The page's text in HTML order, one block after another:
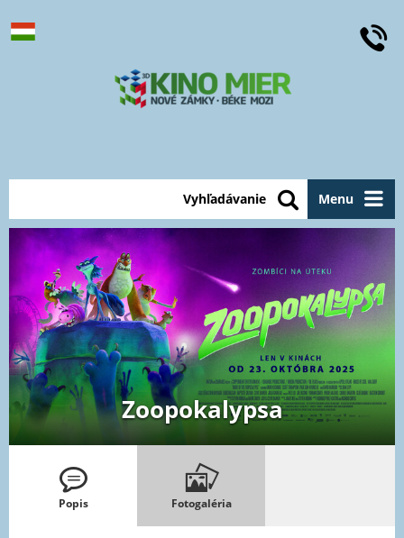
Menu
Vyhľadávanie
Zoopokalypsa
Popis Fotogaléria